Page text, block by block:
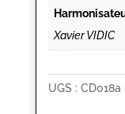
Xavier VIDIC
UGS : CD018a